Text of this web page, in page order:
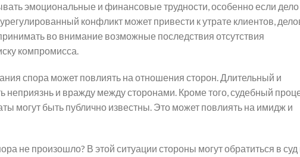
эмоциональные и финансовые трудности, особенно если дело
конфликт может привести к утрате клиентов,
во внимание возможные последствия отсутствия
компромисса.
спора может повлиять на отношения сторон. Длительный и
неприязнь и вражду между сторонами. Кроме того, судебный
могут быть публично известны. Это может повлиять на имидж и
не произошло? В этой ситуации стороны могут обратиться в суд